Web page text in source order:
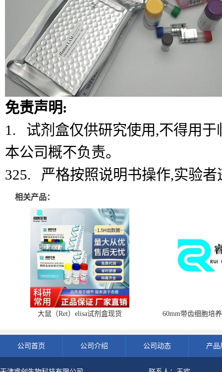
免责声明:
1. 试剂盒仅供研究使用,不得用于
本公司概不负责。
325. 严格按照说明书操作,实验
相关产品：
大鼠（Ret）elisa试剂盒现货 60mm带齿细胞培
公司首页 公司介绍 公司动态 产品